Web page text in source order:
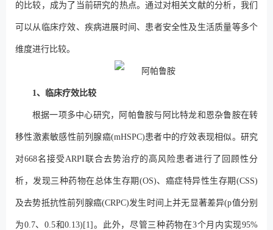
的比较，成为了当前研究的热点。通过对相关文献的分析，我们
可以从临床疗效、疾病进展时间、患者安全性及生活质量等多个
维度进行比较。
1、临床疗效比较
根据一项多中心研究，阿帕鲁胺与阿比特龙和恩杂鲁胺在转
移性激素敏感性前列腺癌(mHSPC)患者中的疗效表现相似。研究
对668名接受ARPI联合去势治疗的高风险患者进行了回顾性分
析，发现三种药物在总体生存期(OS)、癌症特异性生存期(CSS)
及去势抵抗性前列腺癌(CRPC)发生时间上并无显著差异(p值分别
为0.7、0.5和0.13)[1]。此外，尽管三种药物在3个月内实现95%